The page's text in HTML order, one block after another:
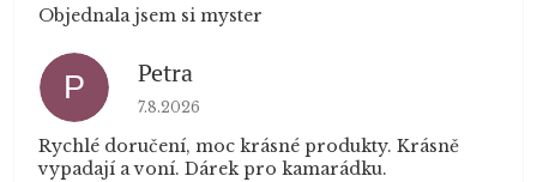
Objednala jsem si myster
P Petra
Hodnocení obchodu je 5 z 5 hvězdiček.
7.8.2026
Rychlé doručení, moc krásné produkty. Krásně
vypadají a voní. Dárek pro kamarádku.